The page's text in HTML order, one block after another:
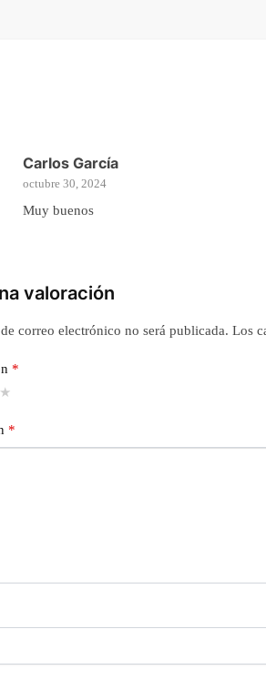
Carlos García
octubre 30, 2024
Muy buenos
valoración
correo electrónico no será publicada. Los
*
*